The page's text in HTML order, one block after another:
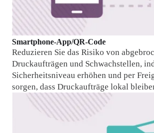
Smartphone-App/QR-Code
Reduzieren Sie das Risiko von
Druckaufträgen und Schwachstellen,
Sicherheitsniveau erhöhen und per
sorgen, dass Druckaufträge lokal